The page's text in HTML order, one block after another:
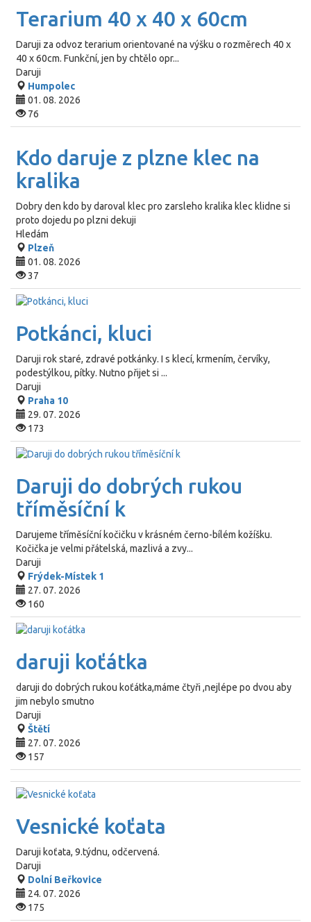
Terarium 40 x 40 x 60cm
Daruji za odvoz terarium orientované na výšku o rozměrech 40 x
40 x 60cm. Funkční, jen by chtělo opr...
Daruji
Humpolec
01. 08. 2026
76
Kdo daruje z plzne klec na
kralika
Dobry den kdo by daroval klec pro zarsleho kralika klec klidne si
proto dojedu po plzni dekuji
Hledám
Plzeň
01. 08. 2026
37
Potkánci, kluci
Daruji rok staré, zdravé potkánky. I s klecí, krmením, červíky,
podestýlkou, pítky. Nutno přijet si ...
Daruji
Praha 10
29. 07. 2026
173
Daruji do dobrých rukou
tříměsíční k
Darujeme tříměsíční kočičku v krásném černo-bílém kožíšku.
Kočička je velmi přátelská, mazlivá a zvy...
Daruji
Frýdek-Místek 1
27. 07. 2026
160
daruji koťátka
daruji do dobrých rukou koťátka,máme čtyři ,nejlépe po dvou aby
jim nebylo smutno
Daruji
Štětí
27. 07. 2026
157
Vesnické koťata
Daruji koťata, 9.týdnu, odčervená.
Daruji
Dolní Beřkovice
24. 07. 2026
175